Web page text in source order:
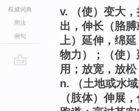
权威词典
用法
例句
v. （使）变大
出，伸长（胳
上）延伸，绵
物力）；（使
用；放宽，放
n. （土地或水
（肢体）伸展